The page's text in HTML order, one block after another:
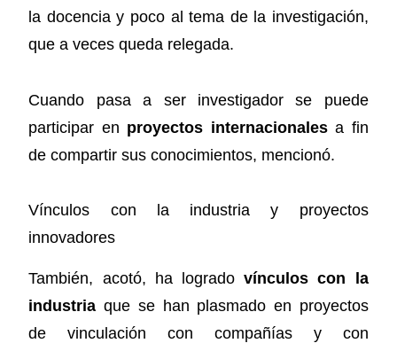
la docencia y poco al tema de la investigación,
que a veces queda relegada.
Cuando pasa a ser investigador se puede
participar en proyectos internacionalesa fin
de compartir sus conocimientos, mencionó.
Vínculos con la industria y proyectos
innovadores
También, acotó, ha logradovínculos con la
industria que se han plasmado en proyectos
de vinculación con compañías y con